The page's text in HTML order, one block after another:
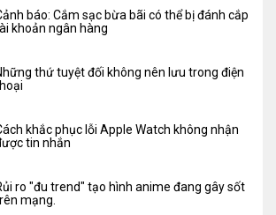
báo: Cắm sạc bừa bãi có thể bị đánh cắp
khoản ngân hàng
thứ tuyệt đối không nên lưu trong điện
khắc phục lỗi Apple Watch không nhận
tin nhắn
ro "đu trend" tạo hình anime đang gây sốt
mạng.